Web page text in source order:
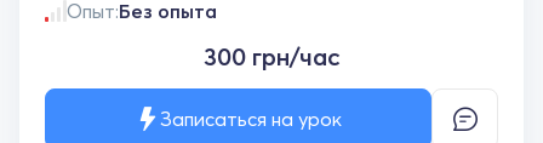
Опыт:Без опыта
300 грн/час
Записаться на урок